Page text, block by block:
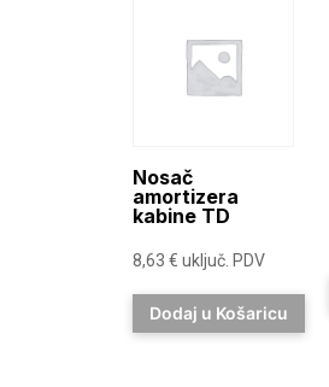
Nosač
amortizera
kabine TD
8,63 € uključ. PDV
Dodaj u Košaricu